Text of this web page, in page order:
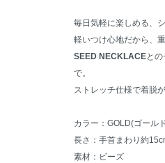
毎日気軽に楽しめる、
軽いつけ心地だから、
SEED NECKLACEと
で。
ストレッチ仕様で着脱が
カラー：GOLD(ゴール
長さ：手首まわり約
素材：ビーズ